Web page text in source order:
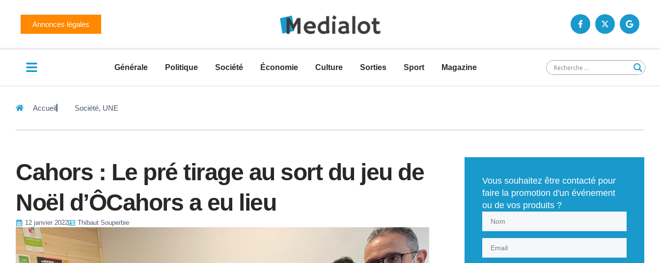
Annonces légales
Générale Politique Société Économie Culture Sorties Sport Magazine
Accueil Société, UNE
Cahors : Le pré tirage au sort du jeu de
Noël d’ÔCahors a eu lieu
12 janvier 2022 Thibaut Souperbie
Vous souhaitez être contacté pour
faire la promotion d'un événement
ou de vos produits ?